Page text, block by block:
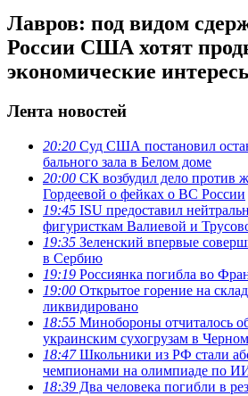
Лавров: под видом
России США хотят
экономические
Лента новостей
20:20 Суд США постановил
бального зала в Белом доме
20:00 СК возбудил дело против
Гордеевой о фейках о ВС России
19:45 ISU предоставил
фигуристкам Валиевой и
19:35 Зеленский впервые
в Сербию
19:19 Россиянка погибла во
19:00 Открытое горение на
ликвидировано
18:55 Минобороны отчиталось
украинским сухогрузам в
18:47Школьники из РФ стали
чемпионами на олимпиаде по
18:39 Два человека погибли в